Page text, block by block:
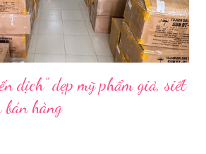
như tụi ông không hiểu mấy cái này...
dịch” dẹp mỹ phẩm giả, siết
hàng